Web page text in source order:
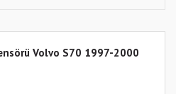
Volvo S70 1997-2000